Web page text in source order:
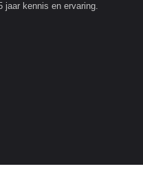
jaar kennis en ervaring.